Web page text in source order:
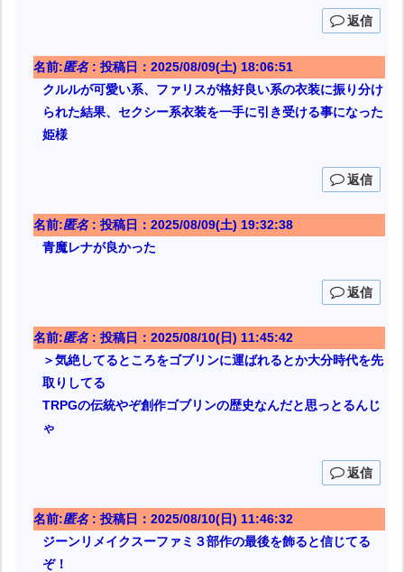
返信
名前:匿名: 投稿日：2025/08/09(土) 18:06:51
クルルが可愛い系、ファリスが格好良い系の衣装に振り分け
られた結果、セクシー系衣装を一手に引き受ける事になった
姫様
返信
名前:匿名: 投稿日：2025/08/09(土) 19:32:38
青魔レナが良かった
返信
名前:匿名: 投稿日：2025/08/10(日) 11:45:42
＞気絶してるところをゴブリンに運ばれるとか大分時代を先
取りしてる
TRPGの伝統やぞ創作ゴブリンの歴史なんだと思っとるんじ
ゃ
返信
名前:匿名: 投稿日：2025/08/10(日) 11:46:32
ジーンリメイクスーファミ３部作の最後を飾ると信じてる
ぞ！